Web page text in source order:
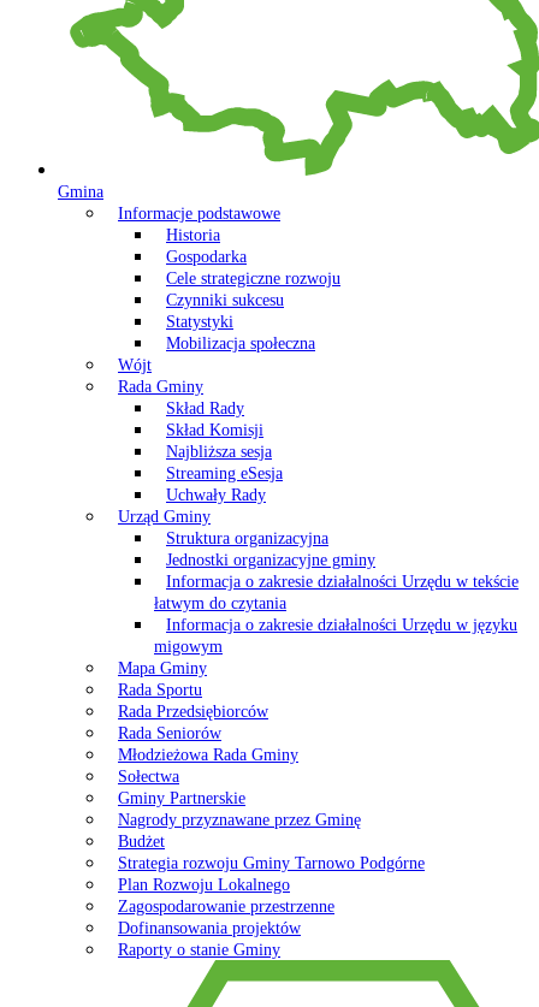
Gmina
Informacje podstawowe
Historia
Gospodarka
Cele strategiczne rozwoju
Czynniki sukcesu
Statystyki
Mobilizacja społeczna
Wójt
Rada Gminy
Skład Rady
Skład Komisji
Najbliższa sesja
Streaming eSesja
Uchwały Rady
Urząd Gminy
Struktura organizacyjna
Jednostki organizacyjne gminy
Informacja o zakresie działalności Urzędu w tekście
łatwym do czytania
Informacja o zakresie działalności Urzędu w języku
migowym
Mapa Gminy
Rada Sportu
Rada Przedsiębiorców
Rada Seniorów
Młodzieżowa Rada Gminy
Sołectwa
Gminy Partnerskie
Nagrody przyznawane przez Gminę
Budżet
Strategia rozwoju Gminy Tarnowo Podgórne
Plan Rozwoju Lokalnego
Zagospodarowanie przestrzenne
Dofinansowania projektów
Raporty o stanie Gminy